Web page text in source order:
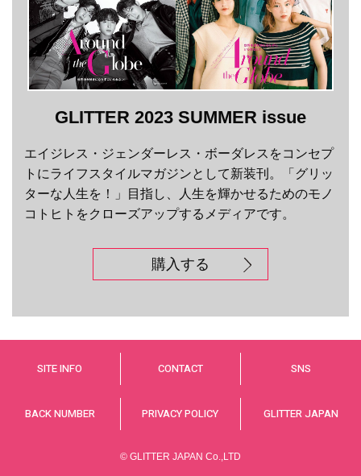
GLITTER 2023 SUMMER issue
エイジレス・ジェンダーレス・ボーダレスをコンセプ
トにライフスタイルマガジンとして新装刊。「グリッ
ターな人生を！」目指し、人生を輝かせるためのモノ
コトヒトをクローズアップするメディアです。
購入する
SITE INFO CONTACT SNS
BACK NUMBER PRIVACY POLICY GLITTER JAPAN
© GLITTER JAPAN Co.,LTD